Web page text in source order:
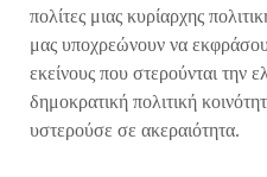
πολίτες μιας κυρίαρχης
μας υποχρεώνουν να
εκείνους που στερούνται την
δημοκρατική πολιτική
υστερούσε σε ακεραιότητα.